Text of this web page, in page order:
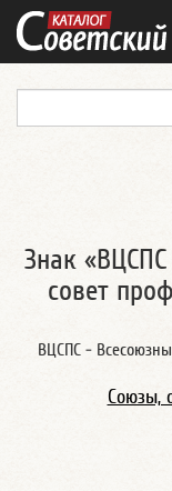
Знак
совет
ВЦСПС -
Союзы,